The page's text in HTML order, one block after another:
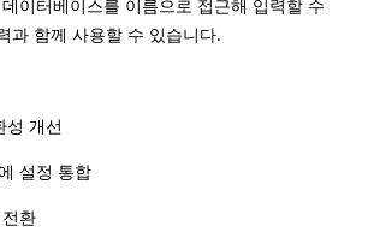
이터베이스를 이름으로 접근해 입력할 수
과 함께 사용할 수 있습니다.
성 개선
설정 통합
환